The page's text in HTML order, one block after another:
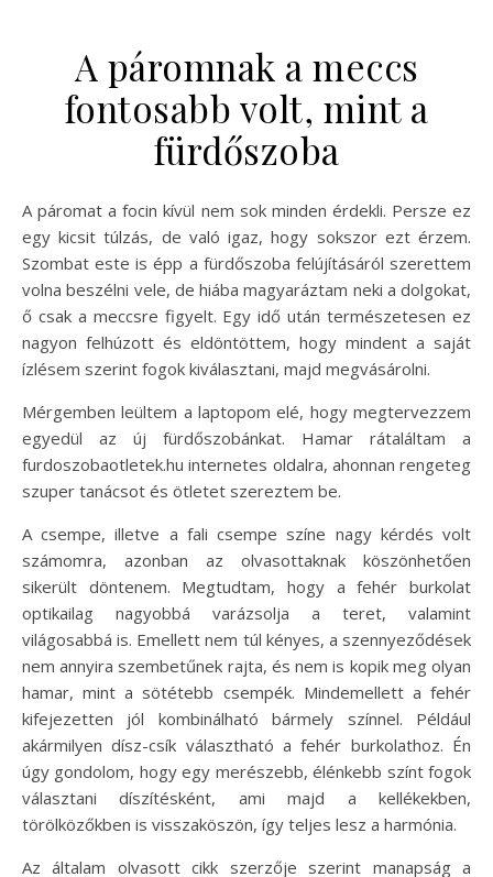
A páromnak a meccs
fontosabb volt, mint a
fürdőszoba
A páromat a focin kívül nem sok minden érdekli. Persze ez
egy kicsit túlzás, de való igaz, hogy sokszor ezt érzem.
Szombat este is épp a fürdőszoba felújításáról szerettem
volna beszélni vele, de hiába magyaráztam neki a dolgokat,
ő csak a meccsre figyelt. Egy idő után természetesen ez
nagyon felhúzott és eldöntöttem, hogy mindent a saját
ízlésem szerint fogok kiválasztani, majd megvásárolni.
Mérgemben leültem a laptopom elé, hogy megtervezzem
egyedül az új fürdőszobánkat. Hamar rátaláltam a
furdoszobaotletek.hu internetes oldalra, ahonnan rengeteg
szuper tanácsot és ötletet szereztem be.
A csempe, illetve a fali csempe színe nagy kérdés volt
számomra, azonban az olvasottaknak köszönhetően
sikerült döntenem. Megtudtam, hogy a fehér burkolat
optikailag nagyobbá varázsolja a teret, valamint
világosabbá is. Emellett nem túl kényes, a szennyeződések
nem annyira szembetűnek rajta, és nem is kopik meg olyan
hamar, mint a sötétebb csempék. Mindemellett a fehér
kifejezetten jól kombinálható bármely színnel. Például
akármilyen dísz-csík választható a fehér burkolathoz. Én
úgy gondolom, hogy egy merészebb, élénkebb színt fogok
választani díszítésként, ami majd a kellékekben,
törölközőkben is visszaköszön, így teljes lesz a harmónia.
Az általam olvasott cikk szerzője szerint manapság a